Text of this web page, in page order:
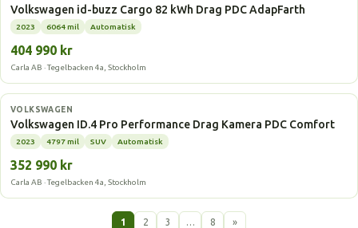
Volkswagen id-buzz Cargo 82 kWh Drag PDC AdapFarth
2023 6064 mil Automatisk
404 990 kr
Carla AB · Tegelbacken 4a, Stockholm
Elbil
VOLKSWAGEN
Volkswagen ID.4 Pro Performance Drag Kamera PDC Comfort
2023 4797 mil SUV Automatisk
352 990 kr
Carla AB · Tegelbacken 4a, Stockholm
1 2 3 … 8 »